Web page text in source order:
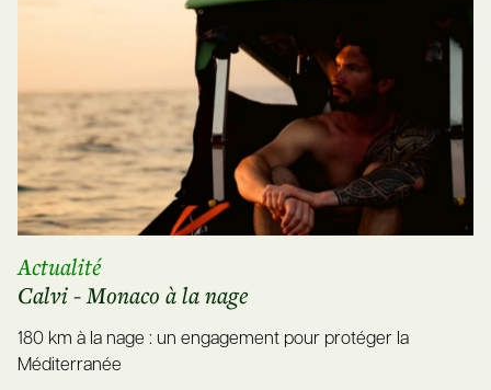
Actualité
Calvi - Monaco à la nage
180 km à la nage : un engagement pour protéger la
Méditerranée